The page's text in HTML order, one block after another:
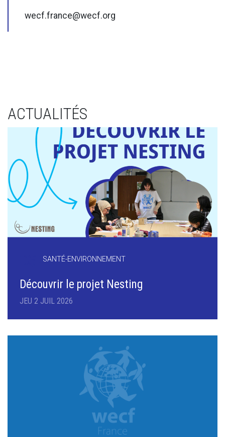
wecf.france@wecf.org
ACTUALITÉS
SANTÉ-ENVIRONNEMENT
Découvrir le projet Nesting
JEU 2 JUIL 2026